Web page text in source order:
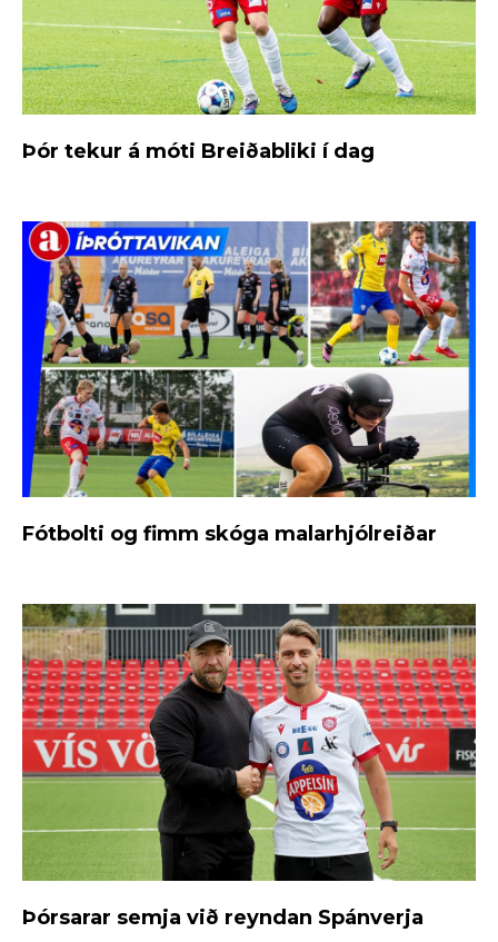
Þór tekur á móti Breiðabliki í dag
Fótbolti og fimm skóga malarhjólreiðar
Þórsarar semja við reyndan Spánverja